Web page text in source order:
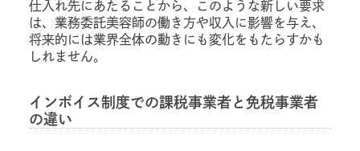
仕入れ先にあたることから、このような新しい要求
は、業務委託美容師の働き方や収入に影響を与え、
将来的には業界全体の動きにも変化をもたらすかも
しれません。
インボイス制度での課税事業者と免税事業者
の違い